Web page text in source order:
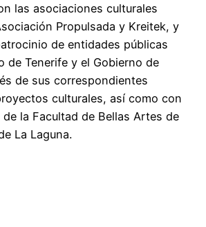
las asociaciones culturales
Propulsada y Kreitek, y
de entidades públicas
de Tenerife y el Gobierno de
de sus correspondientes
culturales, así como con
la Facultad de Bellas Artes de
La Laguna.